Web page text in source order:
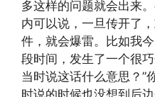
多这样的问题就会出来
内可以说，一旦传开了
件，就会爆雷。比如我
段时间，发生了一个很
当时说这话什么意思？”
时说的时候也没想到后